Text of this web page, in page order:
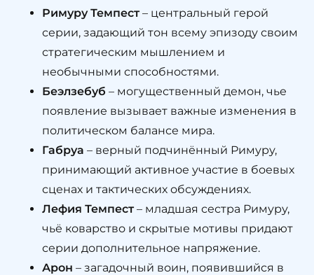
Римуру Темпест– центральный герой
серии, задающий тон всему эпизоду своим
стратегическим мышлением и
необычными способностями.
Беэлзебуб – могущественный демон, чье
появление вызывает важные изменения в
политическом балансе мира.
Габруа – верный подчинённый Римуру,
принимающий активное участие в боевых
сценах и тактических обсуждениях.
Лефия Темпест– младшая сестра Римуру,
чьё коварство и скрытые мотивы придают
серии дополнительное напряжение.
Арон – загадочный воин, появившийся в